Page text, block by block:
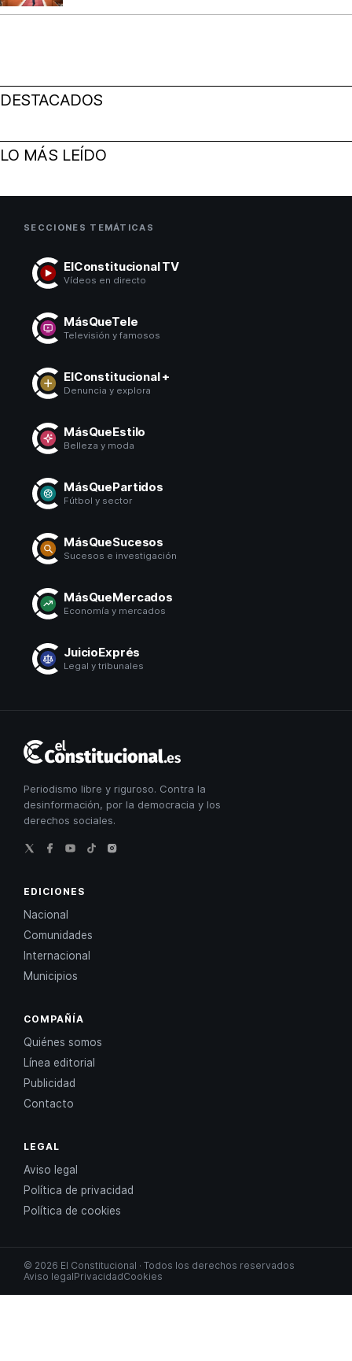
DESTACADOS
LO MÁS LEÍDO
SECCIONES TEMÁTICAS
ElConstitucional TV
Vídeos en directo
MásQueTele
Televisión y famosos
ElConstitucional +
Denuncia y explora
MásQueEstilo
Belleza y moda
MásQuePartidos
Fútbol y sector
MásQueSucesos
Sucesos e investigación
MásQueMercados
Economía y mercados
JuicioExprés
Legal y tribunales
Constitucional
Periodismo libre y riguroso. Contra la
desinformación, por la democracia y los
derechos sociales.
EDICIONES
Nacional
Comunidades
Internacional
Municipios
COMPAÑÍA
Quiénes somos
Línea editorial
Publicidad
Contacto
LEGAL
Aviso legal
Política de privacidad
Política de cookies
© 2026 El Constitucional · Todos los derechos reservados
Aviso legalPrivacidadCookies